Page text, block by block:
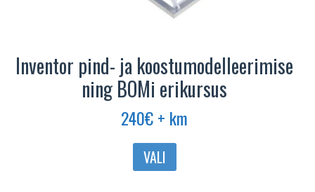
Inventor pind- ja koostumodelleerimise
ning BOMi erikursus
240€+ km
VALI
Sellel